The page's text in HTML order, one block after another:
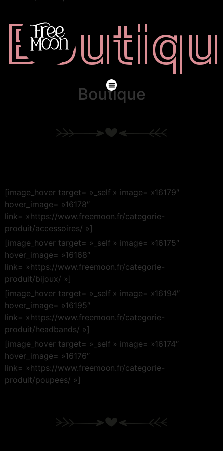
Boutique
[image_hover target= »_self » image= »16179″
hover_image= »16178″
link= »https://www.freemoon.fr/categorie-
produit/accessoires/ »]
[image_hover target= »_self » image= »16175″
hover_image= »16168″
link= »https://www.freemoon.fr/categorie-
produit/bijoux/ »]
[image_hover target= »_self » image= »16194″
hover_image= »16195″
link= »https://www.freemoon.fr/categorie-
produit/headbands/ »]
[image_hover target= »_self » image= »16174″
hover_image= »16176″
link= »https://www.freemoon.fr/categorie-
produit/poupees/ »]